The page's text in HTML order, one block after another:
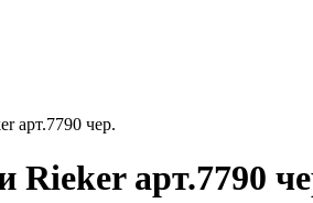
арт.7790 чер.
Rieker арт.7790